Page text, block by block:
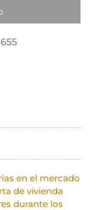
en el mercado
de vivienda
durante los